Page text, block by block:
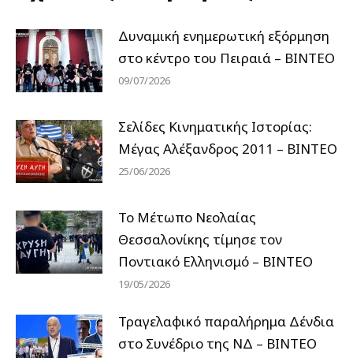
Δυναμική ενημερωτική εξόρμηση
στο κέντρο του Πειραιά – ΒΙΝΤΕΟ
09/07/2026
Σελίδες Κινηματικής Ιστορίας:
Μέγας Αλέξανδρος 2011 – ΒΙΝΤΕΟ
25/06/2026
Το Μέτωπο Νεολαίας
Θεσσαλονίκης τίμησε τον
Ποντιακό Ελληνισμό – ΒΙΝΤΕΟ
19/05/2026
Τραγελαφικό παραλήρημα Δένδια
στο Συνέδριο της ΝΔ – ΒΙΝΤΕΟ